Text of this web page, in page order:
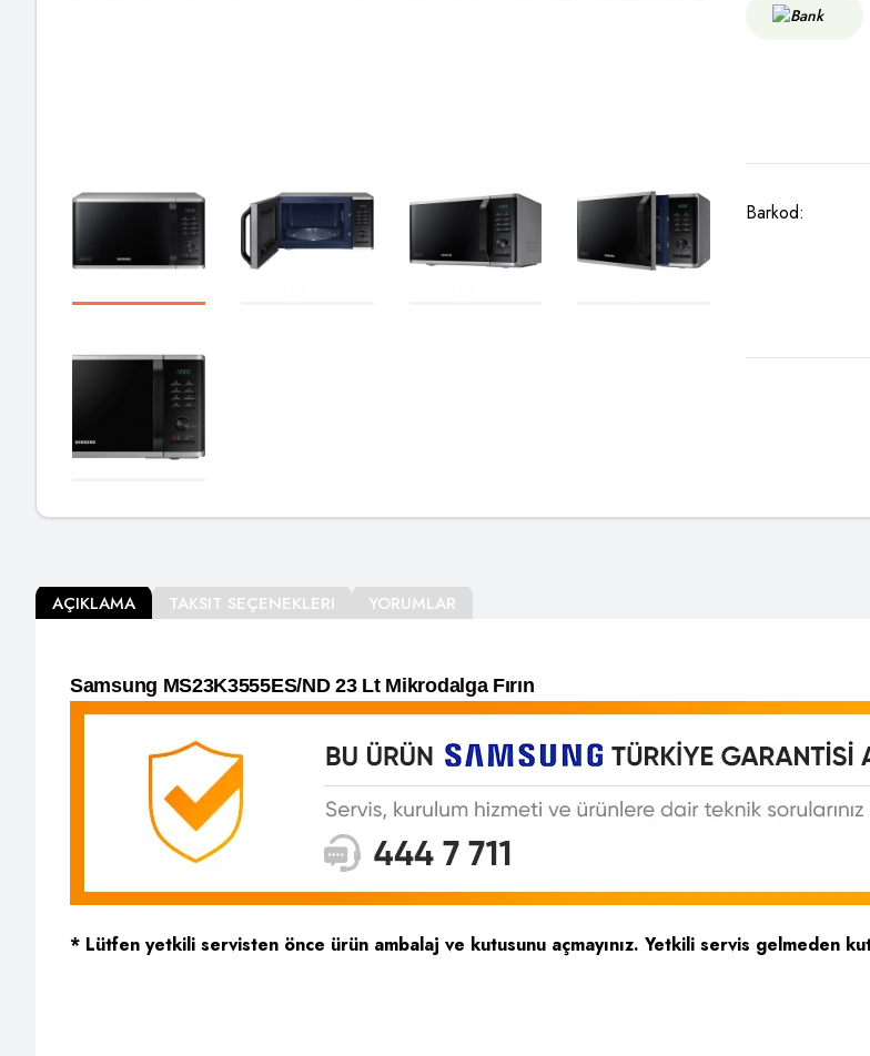
Barkod:
AÇIKLAMA TAKSIT SEÇENEKLERI YORUMLAR
Samsung MS23K3555ES/ND 23 Lt Mikrodalga Fırın
* Lütfen yetkili servisten önce ürün ambalaj ve kutusunu açmayınız. Yetkili servis gelmeden